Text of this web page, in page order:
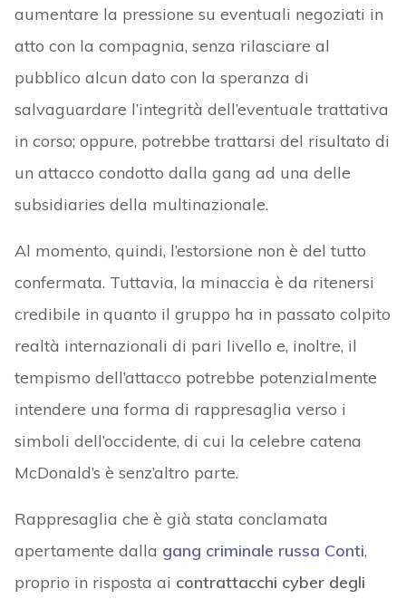
aumentare la pressione su eventuali negoziati in
atto con la compagnia, senza rilasciare al
pubblico alcun dato con la speranza di
salvaguardare l’integrità dell’eventuale trattativa
in corso; oppure, potrebbe trattarsi del risultato di
un attacco condotto dalla gang ad una delle
subsidiaries della multinazionale.
Al momento, quindi, l’estorsione non è del tutto
confermata. Tuttavia, la minaccia è da ritenersi
credibile in quanto il gruppo ha in passato colpito
realtà internazionali di pari livello e, inoltre, il
tempismo dell’attacco potrebbe potenzialmente
intendere una forma di rappresaglia verso i
simboli dell’occidente, di cui la celebre catena
McDonald’s è senz’altro parte.
Rappresaglia che è già stata conclamata
apertamente dalla gang criminale russa Conti,
proprio in risposta ai contrattacchi cyber degli